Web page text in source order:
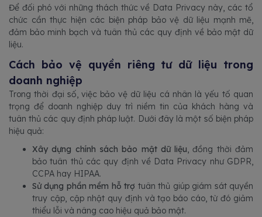
Để đối phó với những thách thức về Data Privacy này, các tổ
chức cần thực hiện các biện pháp bảo vệ dữ liệu mạnh mẽ,
đảm bảo minh bạch và tuân thủ các quy định về bảo mật dữ
liệu.
Cách bảo vệ quyền riêng tư dữ liệu trong
doanh nghiệp
Trong thời đại số, việc bảo vệ dữ liệu cá nhân là yếu tố quan
trọng để doanh nghiệp duy trì niềm tin của khách hàng và
tuân thủ các quy định pháp luật. Dưới đây là một số biện pháp
hiệu quả:
Xây dựng chính sách bảo mật dữ liệu, đồng thời đảm
bảo tuân thủ các quy định về Data Privacy như GDPR,
CCPA hay HIPAA.
Sử dụng phần mềm hỗ trợ tuân thủ giúp giám sát quyền
truy cập, cập nhật quy định và tạo báo cáo, từ đó giảm
thiểu lỗi và nâng cao hiệu quả bảo mật.